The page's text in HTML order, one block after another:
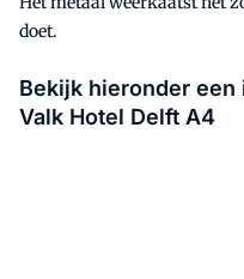
doet.
Bekijk hieronder een
Valk Hotel Delft A4